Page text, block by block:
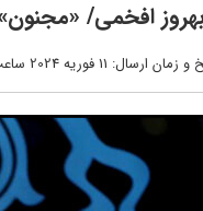
افخمی/
ارسال: 11 فوریه 2024 ساعت 20:05